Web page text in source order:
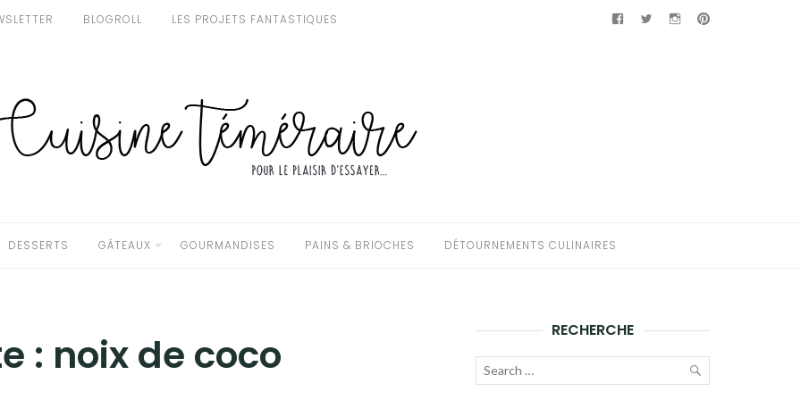
BLOGROLL LES PROJETS FANTASTIQUES Facebook
TwitterInstagramPinterest
DESSERTS GÂTEAUX GOURMANDISES PAINS & BRIOCHES DÉTOURNEMENTS CULINAIRES
: noix de coco RECHERCHE
Recherche